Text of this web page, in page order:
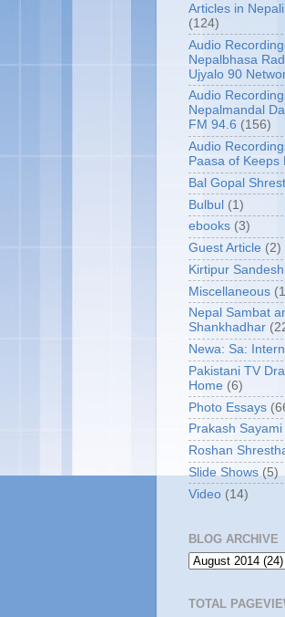
Articles in
(124)
Audio
Nepalbhasa
Ujyalo 90
Audio
Nepalmandal
FM 94.6 (156)
Audio
Paasa of Keeps
Bal Gopal
Bulbul (1)
ebooks (3)
Guest Article (2)
Kirtipur
Miscellaneous
Nepal Sambat
Shankhadhar
Newa: Sa:
Pakistani TV
Home (6)
Photo Essays
Prakash Sayami
Roshan
Slide Shows (5)
Video (14)
BLOG ARCHIVE
TOTAL